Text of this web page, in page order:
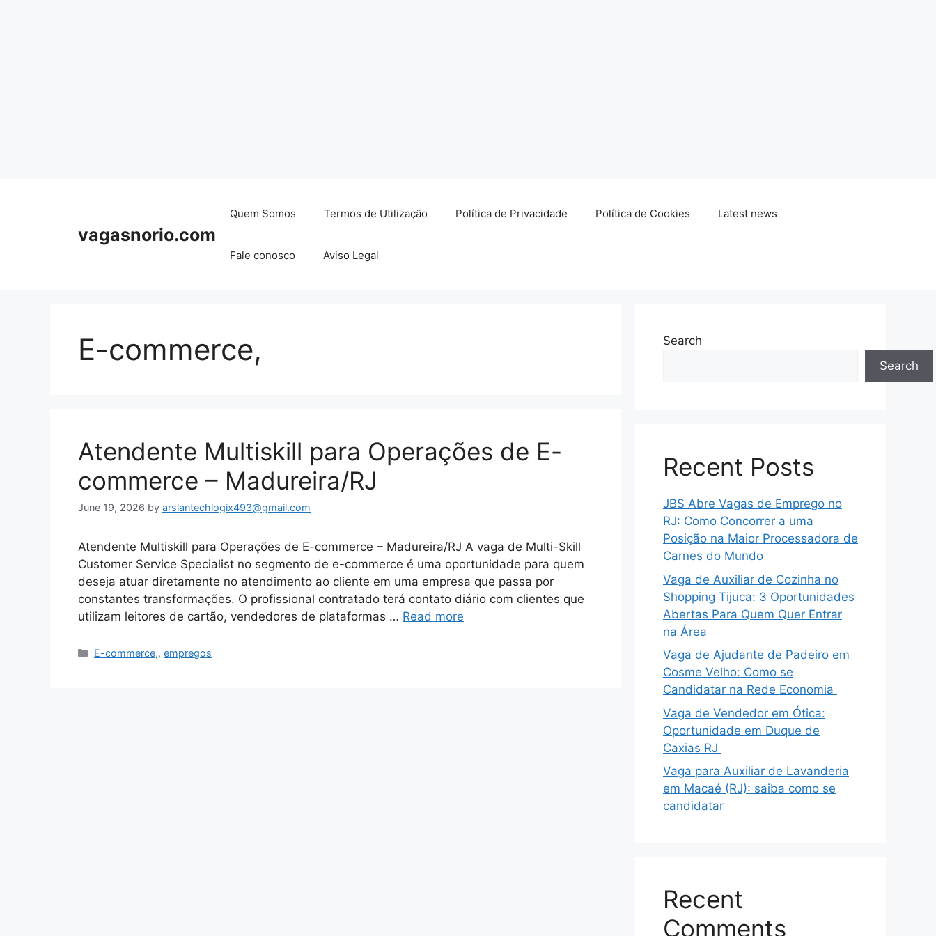
vagasnorio.com
Quem Somos Termos de Utilização Política de Privacidade Política de Cookies Latest news
Fale conosco Aviso Legal
E-commerce,
Atendente Multiskill para Operações de E-
commerce – Madureira/RJ
June 19, 2026 by arslantechlogix493@gmail.com
Atendente Multiskill para Operações de E-commerce – Madureira/RJ A vaga de Multi-Skill
Customer Service Specialist no segmento de e-commerce é uma oportunidade para quem
deseja atuar diretamente no atendimento ao cliente em uma empresa que passa por
constantes transformações. O profissional contratado terá contato diário com clientes que
utilizam leitores de cartão, vendedores de plataformas … Read more
Categories
E-commerce,,empregos
Search
Search
Recent Posts
JBS Abre Vagas de Emprego no
RJ: Como Concorrer a uma
Posição na Maior Processadora de
Carnes do Mundo
Vaga de Auxiliar de Cozinha no
Shopping Tijuca: 3 Oportunidades
Abertas Para Quem Quer Entrar
na Área
Vaga de Ajudante de Padeiro em
Cosme Velho: Como se
Candidatar na Rede Economia
Vaga de Vendedor em Ótica:
Oportunidade em Duque de
Caxias RJ
Vaga para Auxiliar de Lavanderia
em Macaé (RJ): saiba como se
candidatar
Recent
Comments